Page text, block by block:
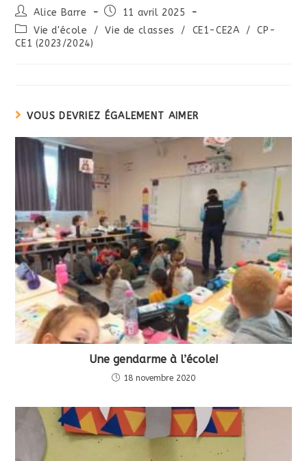
Alice Barre
11 avril 2025
Vie d'école
/ Vie de classes / CE1-CE2A /
CP-
CE1 (2023/2024)
VOUS DEVRIEZ ÉGALEMENT AIMER
Une gendarme à l’école!
18 novembre 2020